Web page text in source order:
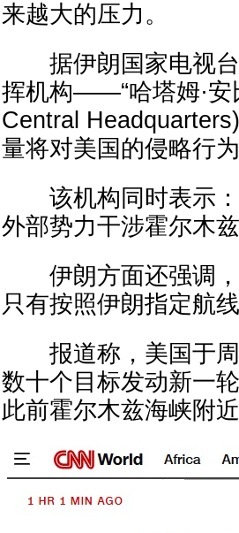
来越大的压力。
据伊朗国家电视台
挥机构——“哈塔姆·安
Central
量将对美国的侵略行
该机构同时表示：
外部势力干涉霍尔木
伊朗方面还强调，
只有按照伊朗指定航
报道称，美国于周
数十个目标发动新一
此前霍尔木兹海峡附